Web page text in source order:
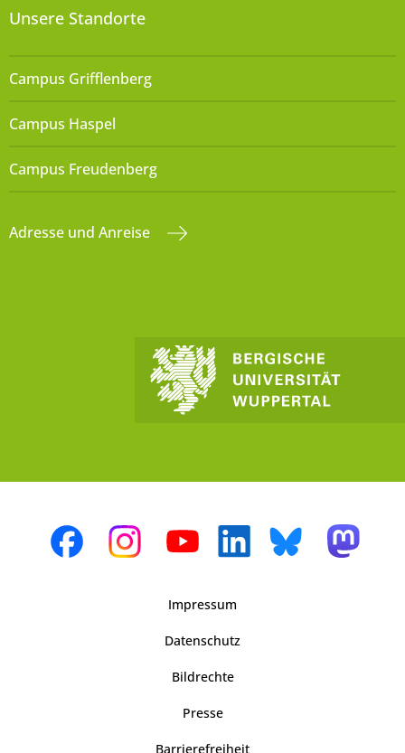
Unsere Standorte
Campus Grifflenberg
Campus Haspel
Campus Freudenberg
Adresse und Anreise
Impressum
Datenschutz
Bildrechte
Presse
Barrierefreiheit